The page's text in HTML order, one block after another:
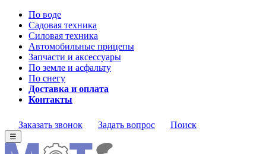
По воде
Садовая техника
Силовая техника
Автомобильные прицепы
Запчасти и аксессуары
По земле и асфальту
По снегу
Доставка и оплата
Контакты
Заказать звонок Задать вопрос Поиск
☰